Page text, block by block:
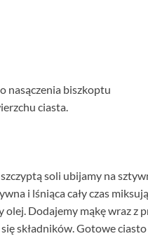
nasączenia biszkoptu
ciasta.
szczyptą soli ubijamy na
i lśniąca cały czas
olej. Dodajemy mąkę wraz z
składników. Gotowe